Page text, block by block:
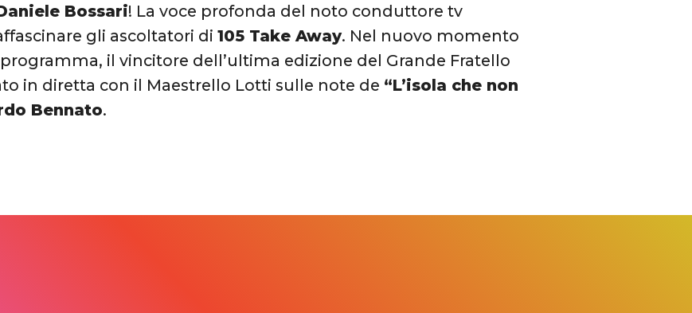
Bossari! La voce profonda del noto conduttore tv
gli ascoltatori di105 Take Away. Nel nuovo momento
il vincitore dell’ultima edizione del Grande Fratello
in diretta con il Maestrello Lotti sulle note de “L’isola che non
Bennato.